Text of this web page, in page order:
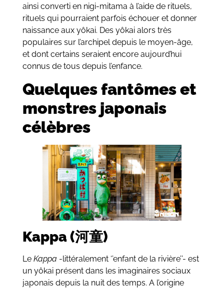
ainsi converti en nigi-mitama à l’aide de rituels,
rituels qui pourraient parfois échouer et donner
naissance aux yôkai. Des yôkai alors très
populaires sur l’archipel depuis le moyen-âge,
et dont certains seraient encore aujourd’hui
connus de tous depuis l’enfance.
Quelques fantômes et
monstres japonais
célèbres
Kappa (河童)
Le Kappa -littéralement ‘’enfant de la rivière’’- est
un yôkai présent dans les imaginaires sociaux
japonais depuis la nuit des temps. A l’origine